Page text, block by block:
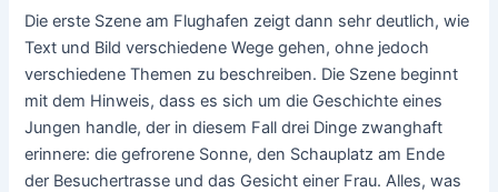
Die erste Szene am Flughafen zeigt dann sehr deutlich, wie
Text und Bild verschiedene Wege gehen, ohne jedoch
verschiedene Themen zu beschreiben. Die Szene beginnt
mit dem Hinweis, dass es sich um die Geschichte eines
Jungen handle, der in diesem Fall drei Dinge zwanghaft
erinnere: die gefrorene Sonne, den Schauplatz am Ende
der Besuchertrasse und das Gesicht einer Frau. Alles, was